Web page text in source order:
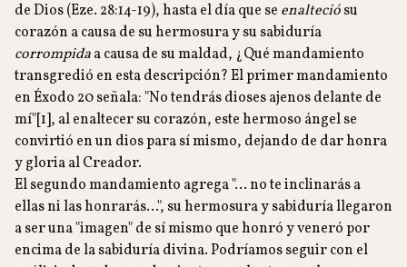
de Dios (Eze. 28:14-19), hasta el día que se enalteciósu
corazón a causa de su hermosura y su sabiduría
corrompidaa causa de su maldad, ¿Qué mandamiento
transgredió en esta descripción? El primer mandamiento
en Éxodo 20 señala: "No tendrás dioses ajenos delante de
mí"[1], al enaltecer su corazón, este hermoso ángel se
convirtió en un dios para sí mismo, dejando de dar honra
y gloria al Creador.
El segundo mandamiento agrega "… no te inclinarás a
ellas ni las honrarás…", su hermosura y sabiduría llegaron
a ser una "imagen" de sí mismo que honró y veneró por
encima de la sabiduría divina. Podríamos seguir con el